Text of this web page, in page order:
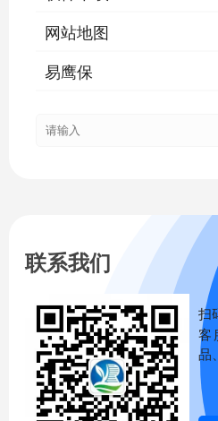
网站地图
易鹰保
联系我们
扫
客
品